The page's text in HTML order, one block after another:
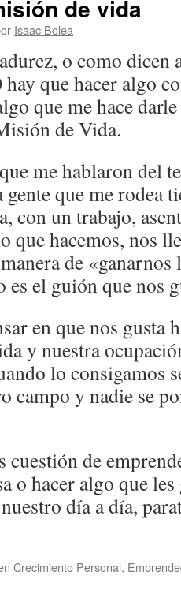
de vida
Isaac Bolea
o como dicen
que hacer algo
que me hace
de Vida.
me hablaron del
que me rodea
con un trabajo,
que hacemos, nos
de
es el guión que nos
en que nos gusta
y nuestra
lo consigamos
campo y nadie se
cuestión de
o hacer algo que
día a día,
Crecimiento Personal,